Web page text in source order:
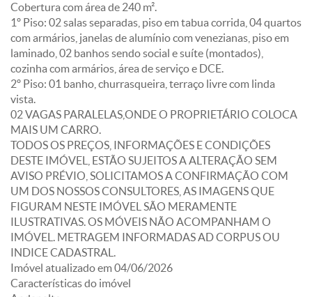
Cobertura com área de 240 m².
1º Piso: 02 salas separadas, piso em tabua corrida, 04 quartos
com armários, janelas de alumínio com venezianas, piso em
laminado, 02 banhos sendo social e suíte (montados),
cozinha com armários, área de serviço e DCE.
2º Piso: 01 banho, churrasqueira, terraço livre com linda
vista.
02 VAGAS PARALELAS,ONDE O PROPRIETÁRIO COLOCA
MAIS UM CARRO.
TODOS OS PREÇOS, INFORMAÇÕES E CONDIÇÕES
DESTE IMÓVEL, ESTÃO SUJEITOS A ALTERAÇÃO SEM
AVISO PRÉVIO, SOLICITAMOS A CONFIRMAÇÃO COM
UM DOS NOSSOS CONSULTORES, AS IMAGENS QUE
FIGURAM NESTE IMÓVEL SÃO MERAMENTE
ILUSTRATIVAS. OS MÓVEIS NÃO ACOMPANHAM O
IMÓVEL. METRAGEM INFORMADAS AD CORPUS OU
INDICE CADASTRAL.
Imóvel atualizado em 04/06/2026
Características do imóvel